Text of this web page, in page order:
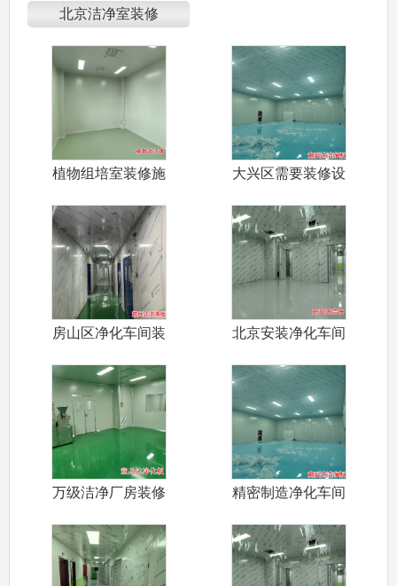
北京洁净室装修
植物组培室装修施
大兴区需要装修设
房山区净化车间装
北京安装净化车间
万级洁净厂房装修
精密制造净化车间